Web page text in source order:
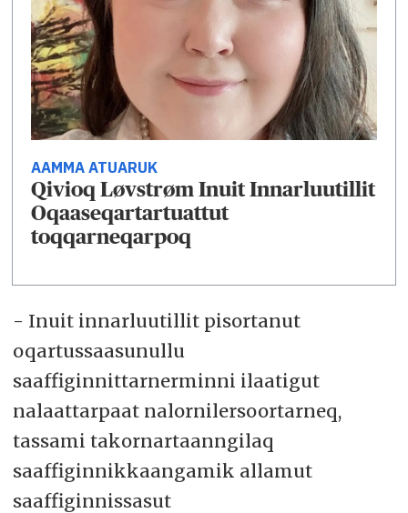
AAMMA ATUARUK
Qivioq Løvstrøm Inuit Innarluutillit
Oqaaseqartartuattut
toqqarneqarpoq
- Inuit innarluutillit pisortanut
oqartussaasunullu
saaffiginnittarnerminni ilaatigut
nalaattarpaat nalornilersoortarneq,
tassami takornartaanngilaq
saaffiginnikkaangamik allamut
saaffiginnissasut